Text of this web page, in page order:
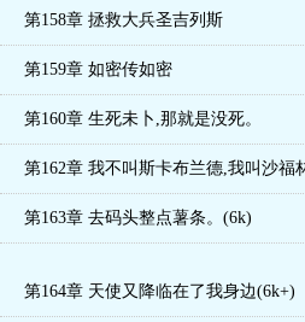
第158章 拯救大兵圣吉列斯
第159章 如密传如密
第160章 生死未卜,那就是没死。
第162章 我不叫斯卡布兰德,我叫沙福
第163章 去码头整点薯条。(6k)
第164章 天使又降临在了我身边(6k+)